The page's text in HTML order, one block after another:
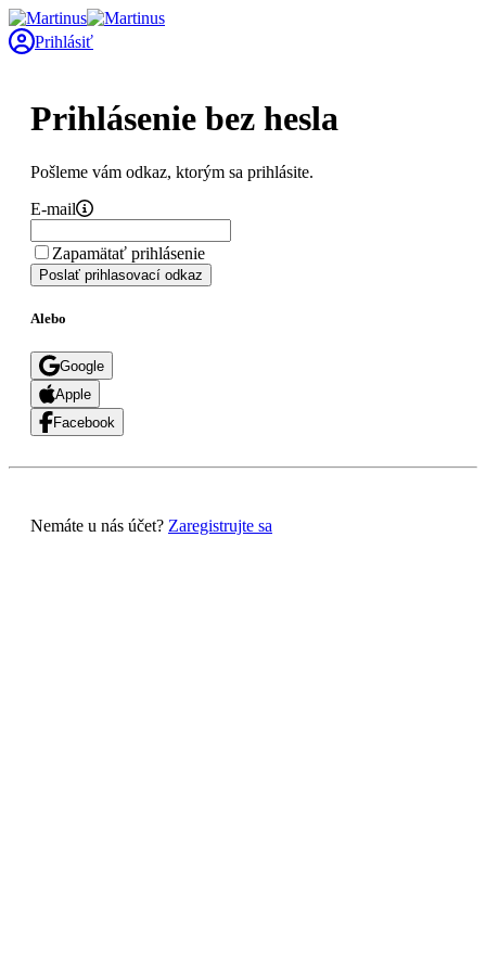
Prihlásiť
Prihlásenie bez hesla
Pošleme vám odkaz, ktorým sa prihlásite.
E-mail
Zapamätať prihlásenie
Poslať prihlasovací odkaz
Alebo
Google
Apple
Facebook
Nemáte u nás účet? Zaregistrujte sa